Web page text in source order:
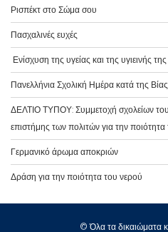
Ρισπέκτ στο Σώμα σου
Πασχαλινές ευχές
Ενίσχυση της υγείας και της υγιεινής
Πανελλήνια Σχολική Ημέρα κατά της
ΔΕΛΤΙΟ ΤΥΠΟΥ: Συμμετοχή σχολείων
επιστήμης των πολιτών για την
Γερμανικό άρωμα αποκριών
Δράση για την ποιότητα του νερού
© Όλα τα δικαιώματα